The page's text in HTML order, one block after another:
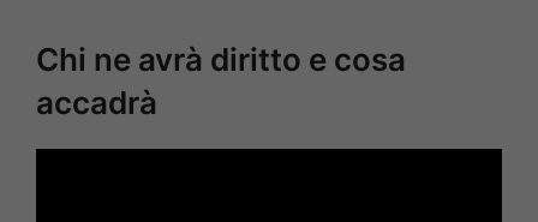
Chi ne avrà diritto e cosa
accadrà